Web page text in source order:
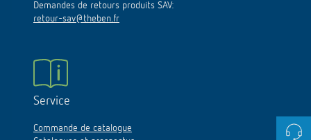
Demandes de retours produits SAV:
retour-sav@theben.fr
Service
Commande de catalogue